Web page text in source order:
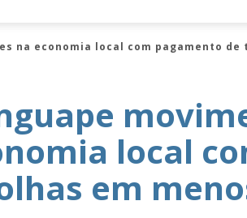
na economia local com pagamento de
local
em